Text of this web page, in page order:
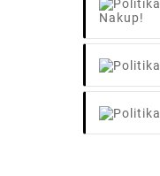
Nakup!